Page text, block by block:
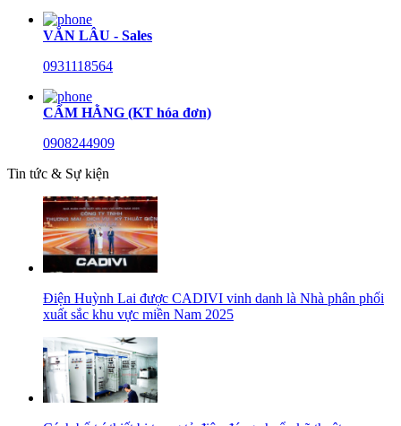
VĂN LÂU - Sales
0931118564
CẨM HẰNG (KT hóa đơn)
0908244909
Tin tức & Sự kiện
Điện Huỳnh Lai được CADIVI vinh danh là Nhà phân phối
xuất sắc khu vực miền Nam 2025